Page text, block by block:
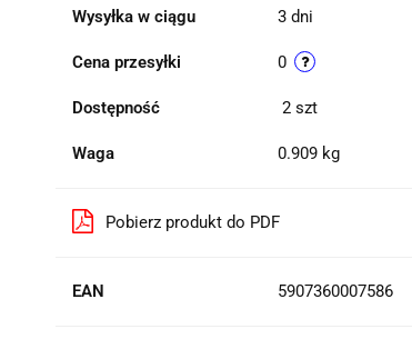
Wysyłka w ciągu 3 dni
Cena przesyłki 0
Dostępność 2 szt
Waga 0.909 kg
Pobierz produkt do PDF
EAN 5907360007586